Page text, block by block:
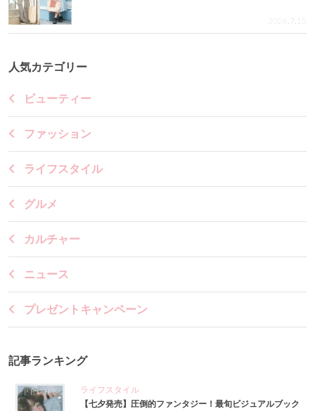
2026.7.15
人気カテゴリー
ビューティー
ファッション
ライフスタイル
グルメ
カルチャー
ニュース
プレゼントキャンペーン
記事ランキング
ライフスタイル
【七夕発売】圧倒的ファンタジー！最旬ビジュアルブック